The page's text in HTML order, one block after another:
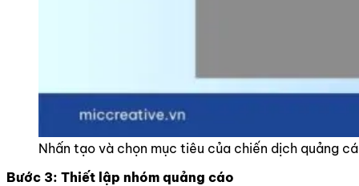
Nhấn tạo và chọn mục tiêu của chiến dịch quảng
Bước 3: Thiết lập nhóm quảng cáo